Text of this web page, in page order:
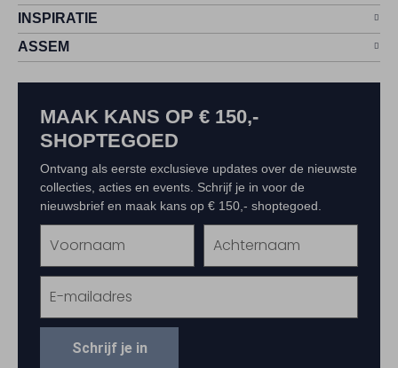
INSPIRATIE
ASSEM
MAAK KANS OP € 150,-
SHOPTEGOED
Ontvang als eerste exclusieve updates over de nieuwste
collecties, acties en events. Schrijf je in voor de
nieuwsbrief en maak kans op € 150,- shoptegoed.
Schrijf je in